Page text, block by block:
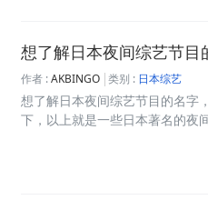
想了解日本夜间综艺节
作者 :AKBINGO 类别 : 日本综艺
想了解日本夜间综艺节目的名字
下，以上就是一些日本著名的夜